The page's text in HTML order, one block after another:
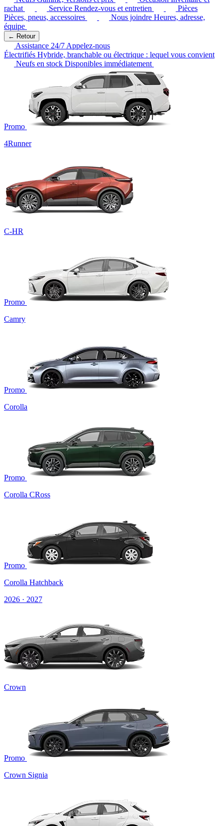
rachat
Service Rendez-vous et entretien
Pièces
Pièces, pneus, accessoires
Nous joindre Heures, adresse,
équipe
← Retour
Assistance 24/7 Appelez-nous
Électrifiés Hybride, branchable ou électrique : lequel vous convient
Neufs en stock Disponibles immédiatement
Promo
4Runner
C-HR
Promo
Camry
Promo
Corolla
Promo
Corolla CRoss
Promo
Corolla Hatchback
2026 · 2027
Crown
Promo
Crown Signia